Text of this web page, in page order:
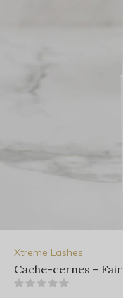
Xtreme Lashes
Cache-cernes - Fair